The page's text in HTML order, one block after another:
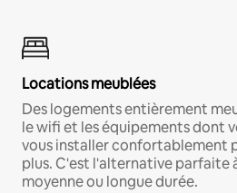
Locations meublées
Des logements entièrement
le wifi et les équipements dont
vous installer confortablement
plus. C'est l'alternative parfaite
moyenne ou longue durée.